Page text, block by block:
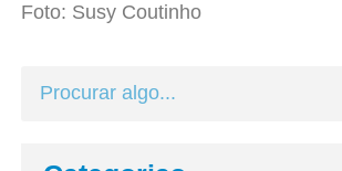
Foto: Susy Coutinho